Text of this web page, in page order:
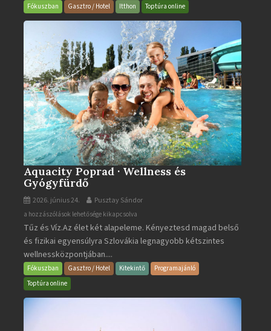
Bar
bejegyzéshez
Fókuszban Gasztro / Hotel Itthon Toptúra online
Aquacity Poprad · Wellness és
Gyógyfürdő
2026. június 24. Pusztay Sándor
Aquacity
Poprad
·
Wellness
és
Gyógyfürdő
a hozzászólások lehetősége kikapcsolva
Tűz és Víz.Az élet két alapeleme. Kényeztesd magad belső
és fizikai egyensúlyra Szlovákia legnagyobb kétszintes
wellnessközpontjában....
Fókuszban Gasztro / Hotel Kitekintő
Programajánló
Toptúra online